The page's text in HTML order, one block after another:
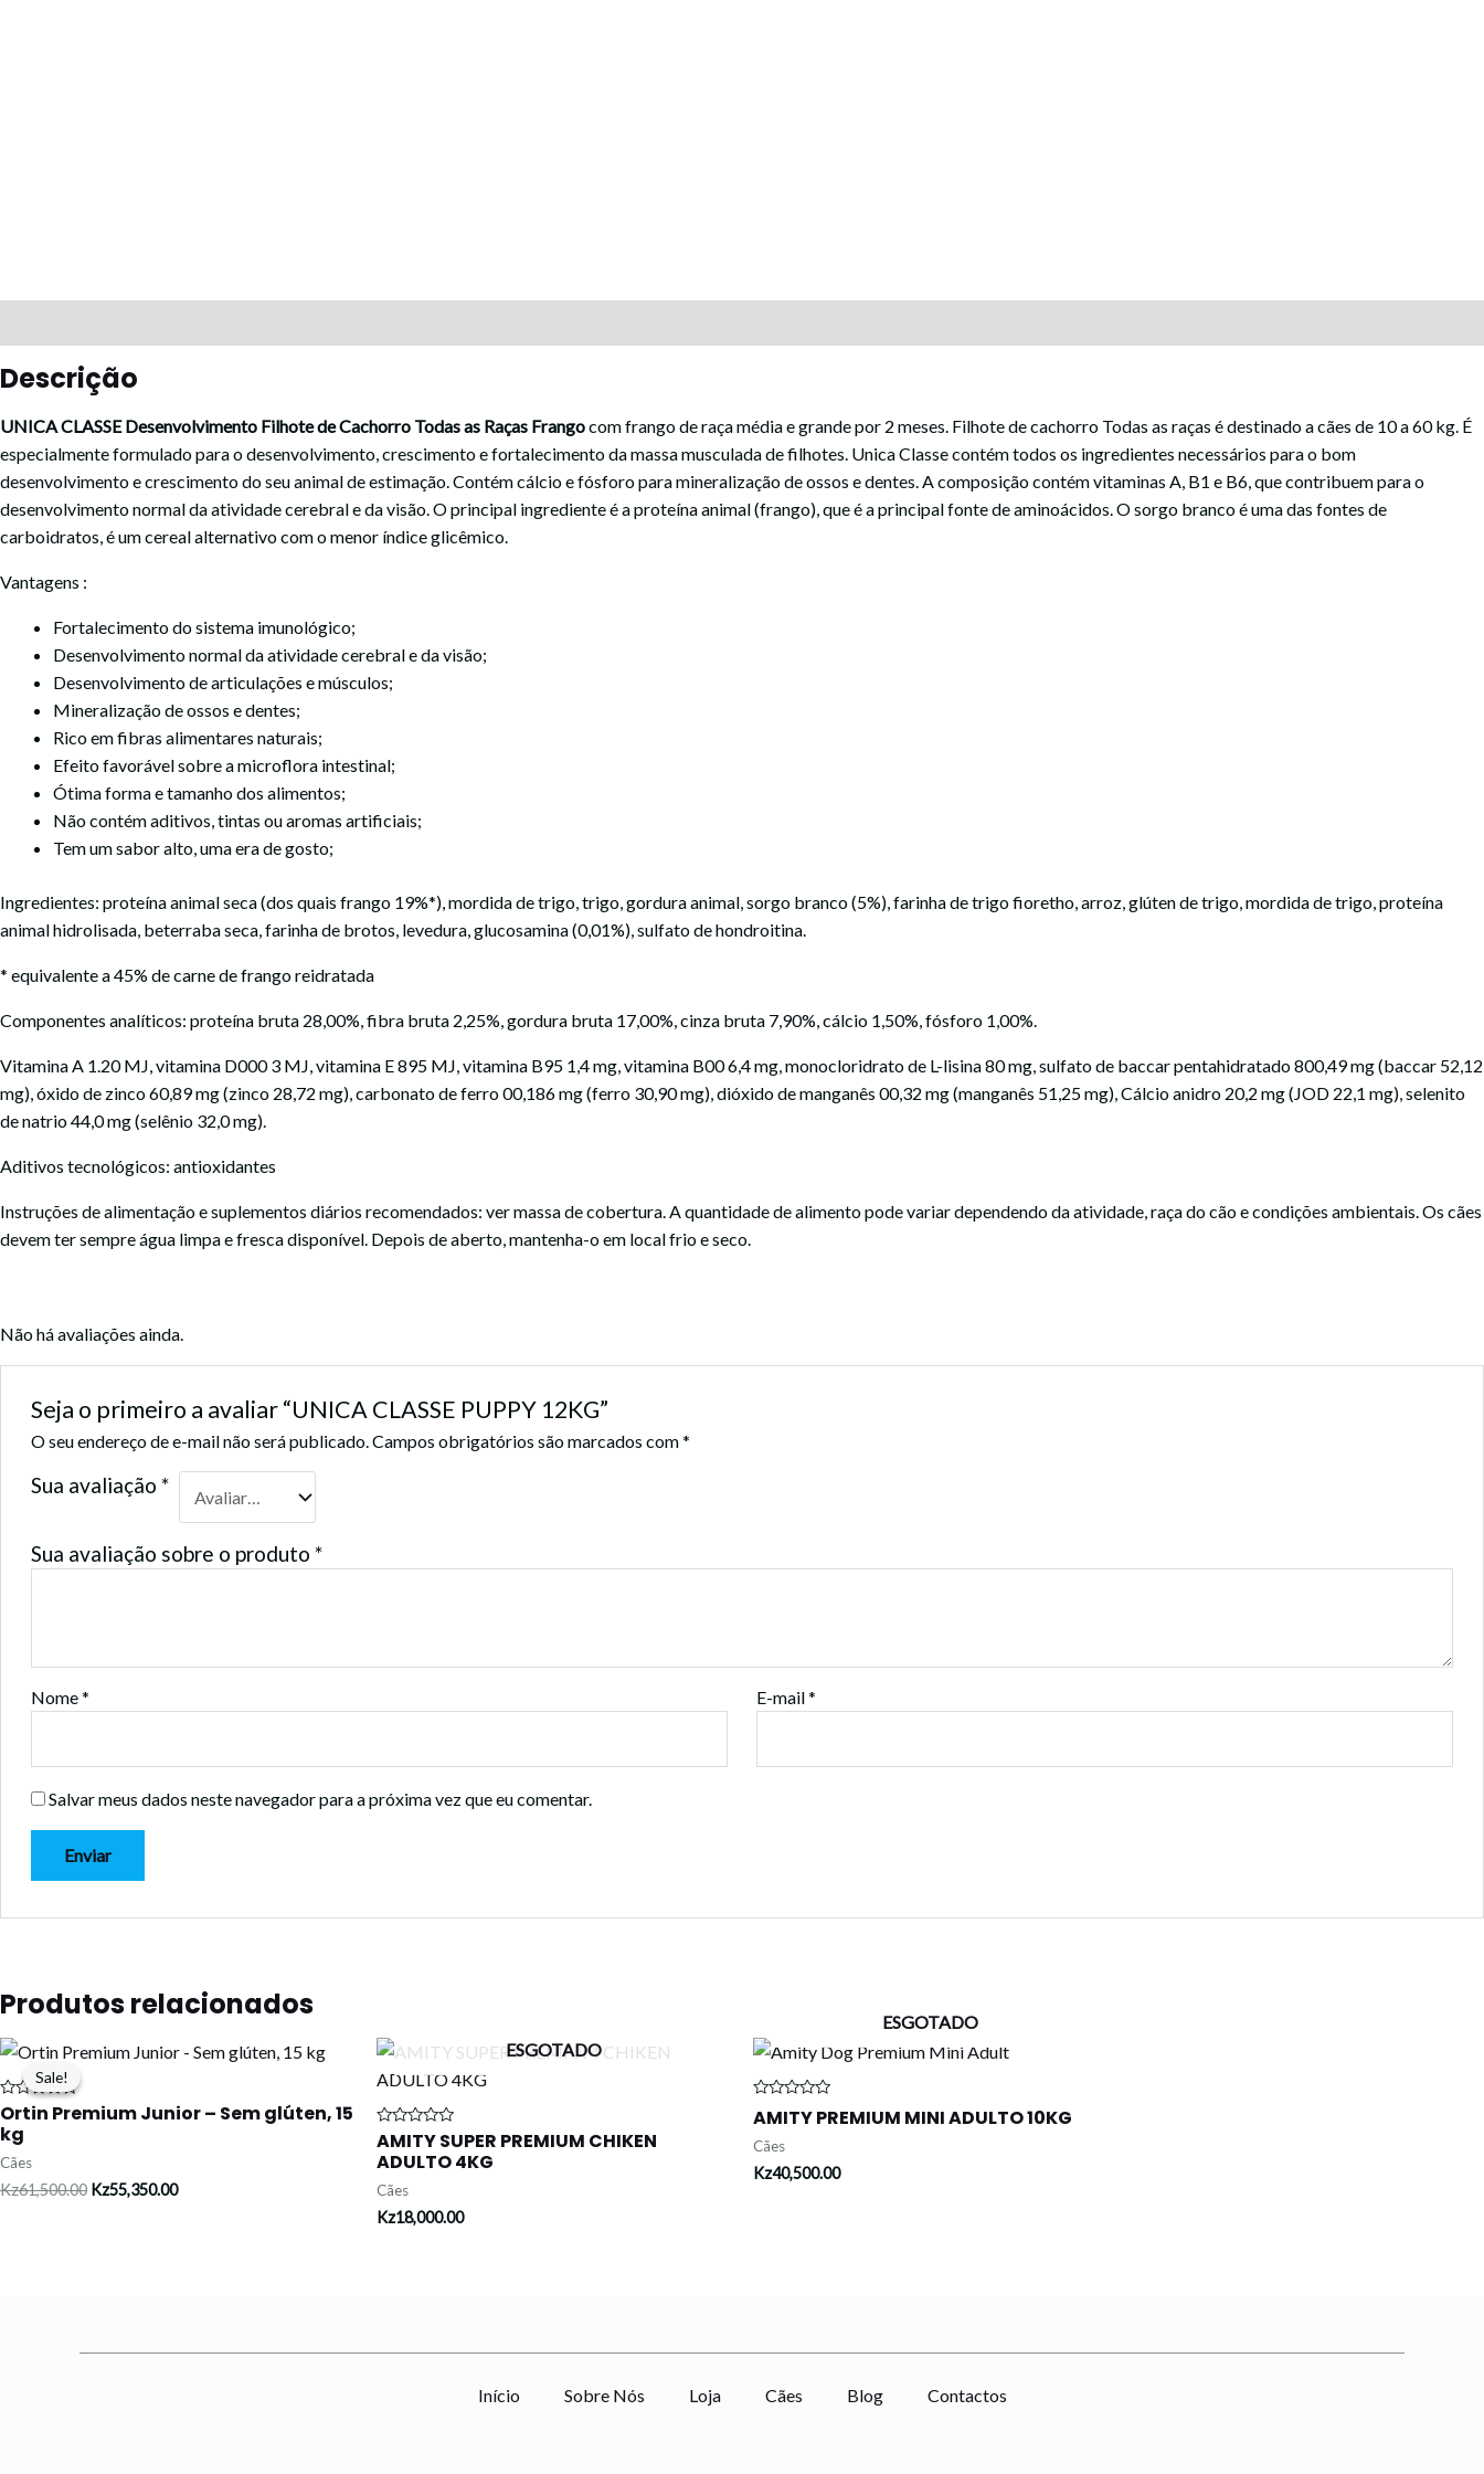
Descrição
UNICA CLASSE Desenvolvimento Filhote de Cachorro Todas as Raças Frangocom frango de raça média e grande por 2 meses. Filhote de cachorro Todas as raças é destinado a cães de 10 a 60 kg. É
especialmente formulado para o desenvolvimento, crescimento e fortalecimento da massa musculada de filhotes. Unica Classe contém todos os ingredientes necessários para o bom
desenvolvimento e crescimento do seu animal de estimação. Contém cálcio e fósforo para mineralização de ossos e dentes. A composição contém vitaminas A, B1 e B6, que contribuem para o
desenvolvimento normal da atividade cerebral e da visão. O principal ingrediente é a proteína animal (frango), que é a principal fonte de aminoácidos. O sorgo branco é uma das fontes de
carboidratos, é um cereal alternativo com o menor índice glicêmico.
Vantagens :
Fortalecimento do sistema imunológico;
Desenvolvimento normal da atividade cerebral e da visão;
Desenvolvimento de articulações e músculos;
Mineralização de ossos e dentes;
Rico em fibras alimentares naturais;
Efeito favorável sobre a microflora intestinal;
Ótima forma e tamanho dos alimentos;
Não contém aditivos, tintas ou aromas artificiais;
Tem um sabor alto, uma era de gosto;
Ingredientes: proteína animal seca (dos quais frango 19%*), mordida de trigo, trigo, gordura animal, sorgo branco (5%), farinha de trigo fioretho, arroz, glúten de trigo, mordida de trigo, proteína
animal hidrolisada, beterraba seca, farinha de brotos, levedura, glucosamina (0,01%), sulfato de hondroitina.
* equivalente a 45% de carne de frango reidratada
Componentes analíticos: proteína bruta 28,00%, fibra bruta 2,25%, gordura bruta 17,00%, cinza bruta 7,90%, cálcio 1,50%, fósforo 1,00%.
Vitamina A 1.20 MJ, vitamina D000 3 MJ, vitamina E 895 MJ, vitamina B95 1,4 mg, vitamina B00 6,4 mg, monocloridrato de L-lisina 80 mg, sulfato de baccar pentahidratado 800,49 mg (baccar 52,12
mg), óxido de zinco 60,89 mg (zinco 28,72 mg), carbonato de ferro 00,186 mg (ferro 30,90 mg), dióxido de manganês 00,32 mg (manganês 51,25 mg), Cálcio anidro 20,2 mg (JOD 22,1 mg), selenito
de natrio 44,0 mg (selênio 32,0 mg).
Aditivos tecnológicos: antioxidantes
Instruções de alimentação e suplementos diários recomendados: ver massa de cobertura. A quantidade de alimento pode variar dependendo da atividade, raça do cão e condições ambientais. Os cães
devem ter sempre água limpa e fresca disponível. Depois de aberto, mantenha-o em local frio e seco.
Não há avaliações ainda.
Seja o primeiro a avaliar “UNICA CLASSE PUPPY 12KG”
O seu endereço de e-mail não será publicado.Campos obrigatórios são marcados com*
Sua avaliação *
Sua avaliação sobre o produto *
Nome* E-mail*
Salvar meus dados neste navegador para a próxima vez que eu comentar.
Produtos relacionados
Sale!
Sale!
Avaliação
0
de
Ortin Premium Junior – Sem glúten, 15
kg
Cães
Kz61,500.00
Original
Kz61,500.00.
Kz55,350.00
Current
Kz55,350.00.
ESGOTADO
Avaliação
0
de
AMITY SUPER PREMIUM CHIKEN
ADULTO 4KG
Cães
Kz18,000.00
ESGOTADO
Avaliação
0
de
5
AMITY PREMIUM MINI ADULTO 10KG
Cães
Kz40,500.00
Início Sobre Nós Loja Cães Blog Contactos